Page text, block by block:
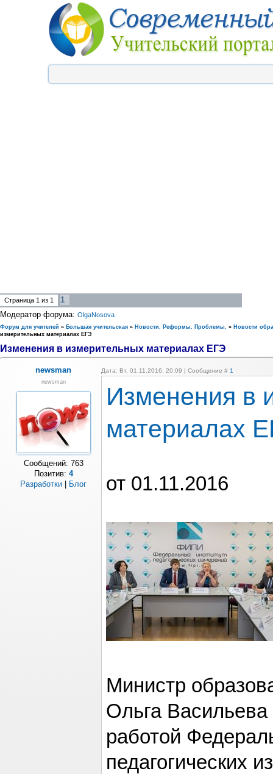
Страница 1 из 1
1
Модератор форума: OlgaNosova
Форум для учителей » Большая учительская » Новости. Реформы. Проблемы. » Новости
измерительных материалах ЕГЭ
Изменения в измерительных материалах ЕГЭ
newsman Дата: Вт, 01.11.2016, 20:09 | Сообщение # 1
newsman
Сообщений: 763
Позитив: 4
Разработки
Блог
Изменения в
материалах
от 01.11.2016
Министр
Ольга
работой
педагогических